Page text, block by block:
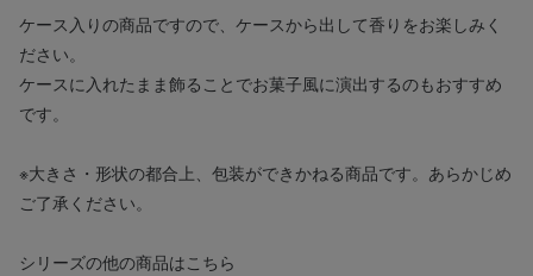
ケース入りの商品ですので、ケースから出して香りをお楽しみく
ださい。
ケースに入れたまま飾ることでお菓子風に演出するのもおすすめ
です。
※大きさ・形状の都合上、包装ができかねる商品です。あらかじめ
ご了承ください。
シリーズの他の商品はこちら